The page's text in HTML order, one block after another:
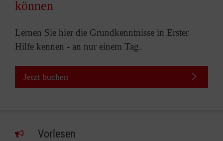
können
Lernen Sie hier die Grundkenntnisse in Erster
Hilfe kennen - an nur einem Tag.
Jetzt buchen
Vorlesen